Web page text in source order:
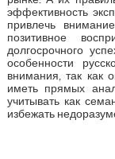
эффективность
привлечь
позитивное
долгосрочного
особенности
внимания, так как
иметь прямых
учитывать как
избежать